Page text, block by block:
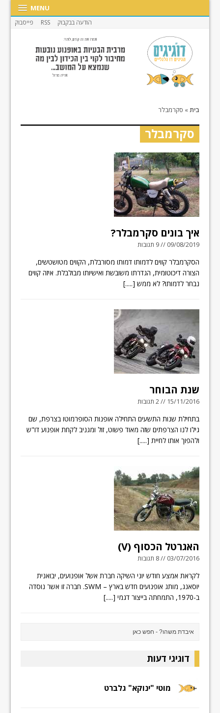
MENU
הודעה בבקבוק RSS פייסבוק
בית» סקרמבלר
סקרמבלר
איך בונים סקרמבלר?
09/08/2019 // 9 תגובות
הסקרמבלר קווים לדמותו דמותו מסורבלת, הקווים מטושטשים,
הצורה דיכוטומית, הגדרתו משובשת ואישיותו מבולבלת. איזה קווים
נבחר לדמותו? לא ממש [.....]
שנת הבוחר
15/11/2016 // 2 תגובות
בתחילת שנות התשעים התחילה אופנות הסופרמוטו בצרפת, שם
גילו לנו הצרפתים שזה מאוד פשוט, זול ומגניב לקחת אופנוע דו"ש
ולהפוך אותו לחיית [.....]
האגרטל הכסוף (V)
03/07/2016 // 8 תגובות
לקראת אמצע חודש יוני השיקה חברת אשל אופנועים, יבואנית
יוסאנג, מותג אופנועים חדש בארץ – SWM. חברה זו אשר נוסדה
ב-1970, התמחתה בייצור דגמי
[.....]
דוגיגי דעות
מוטי "ינוקא" גלברט